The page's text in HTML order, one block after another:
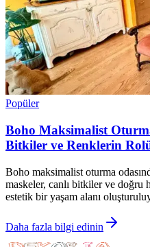
Popüler
Boho Maksimalist
Bitkiler ve Renklerin
Boho maksimalist oturma
maskeler, canlı bitkiler ve doğru
estetik bir yaşam alanı
Daha fazla bilgi edinin